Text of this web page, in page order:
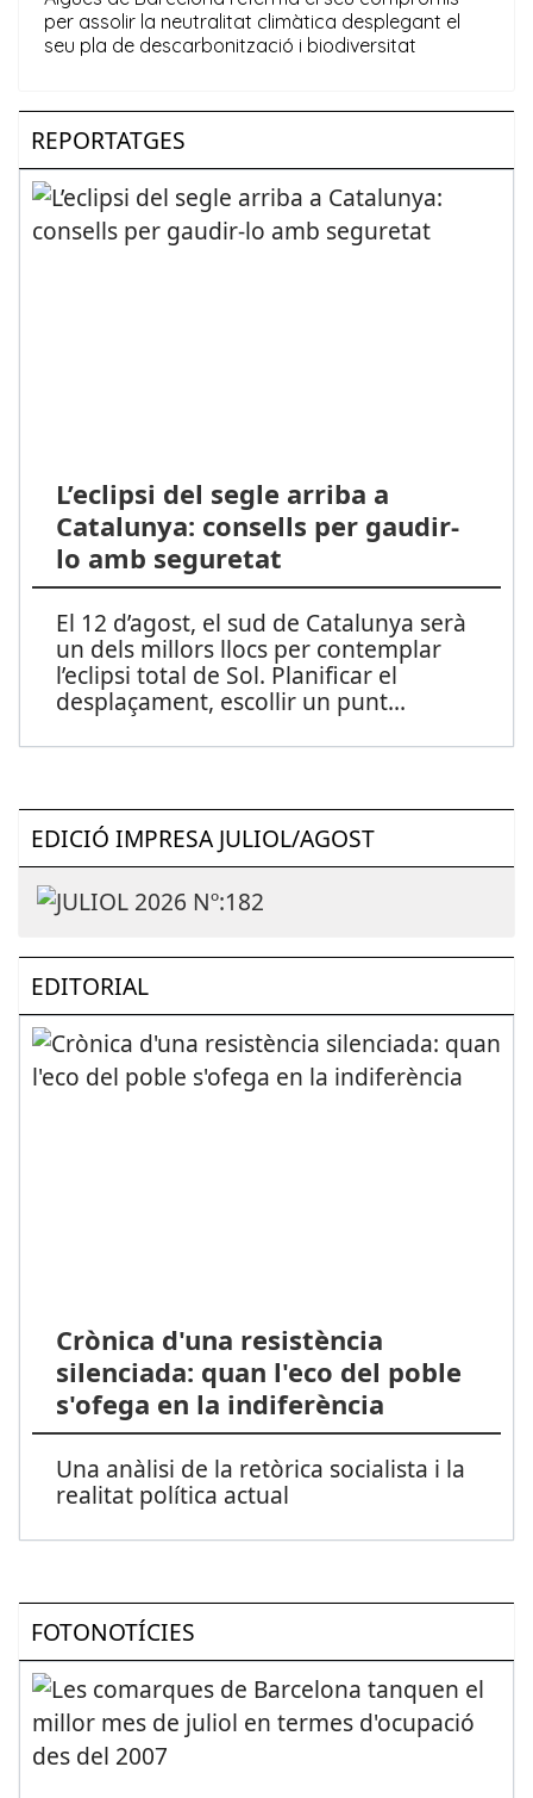
REPORTATGES
L’eclipsi del segle arriba a
Catalunya: consells per gaudir-
lo amb seguretat
El 12 d’agost, el sud de Catalunya serà
un dels millors llocs per contemplar
l’eclipsi total de Sol. Planificar el
desplaçament, escollir un punt...
EDICIÓ IMPRESA JULIOL/AGOST
EDITORIAL
Crònica d'una resistència
silenciada: quan l'eco del poble
s'ofega en la indiferència
Una anàlisi de la retòrica socialista i la
realitat política actual
FOTONOTÍCIES